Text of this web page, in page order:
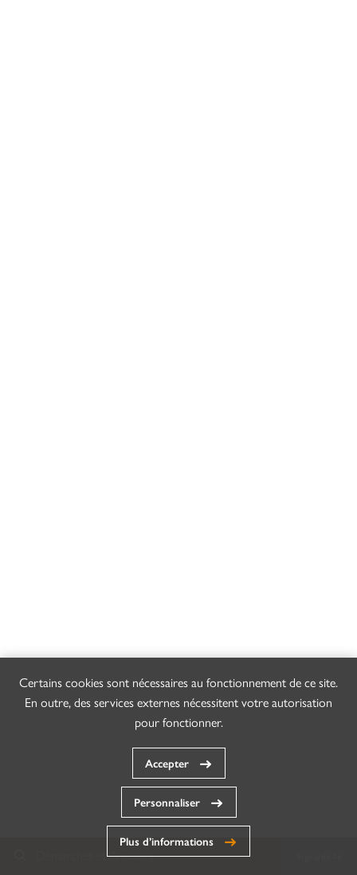
Démarches et Annuaire
Certains cookies sont nécessaires au fonctionnement de ce site.
En outre, des services externes nécessitent votre autorisation
pour fonctionner.
Accepter
Personnaliser
Plus d’informations